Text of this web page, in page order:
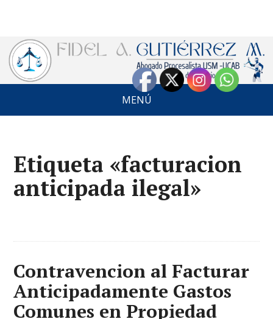
MENÚ
Etiqueta «facturacion
anticipada ilegal»
Contravencion al Facturar
Anticipadamente Gastos
Comunes en Propiedad